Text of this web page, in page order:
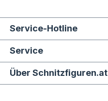
Service-Hotline
Service
Über Schnitzfiguren.at